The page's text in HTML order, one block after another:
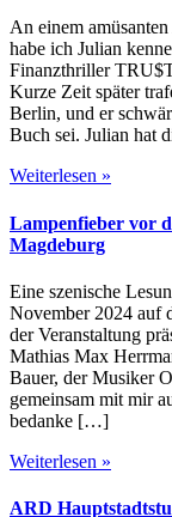
An einem
habe ich Julian
Finanzthriller
Kurze Zeit später
Berlin, und er
Buch sei. Julian hat
Weiterlesen »
Lampenfieber vor
Magdeburg
Eine szenische
November 2024 auf
der Veranstaltung
Mathias Max
Bauer, der Musiker
gemeinsam mit mir
bedanke […]
Weiterlesen »
ARD